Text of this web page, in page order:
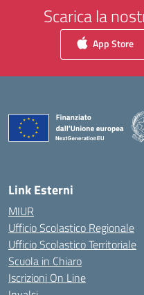
Scarica la
App Store
Link Esterni
MIUR
Ufficio Scolastico Regionale
Ufficio Scolastico Territoriale
Scuola in Chiaro
Iscrizioni On Line